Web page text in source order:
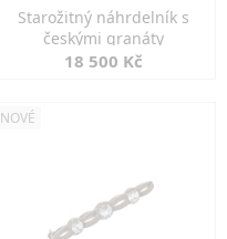
Starožitný náhrdelník s
českými granáty
18 500 Kč
NOVÉ